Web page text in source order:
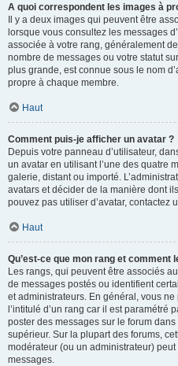
A quoi correspondent les images à
Il y a deux images qui peuvent être
lorsque vous consultez les messages
associée à votre rang, généralement
nombre de messages ou votre statut
plus grande, est connue sous le nom
propre à chaque membre.
Haut
Comment puis-je afficher un avatar ?
Depuis votre panneau d’utilisateur,
un avatar en utilisant l’une des quatre
galerie, distant ou importé.
avatars et décider de la manière dont
pouvez pas utiliser d’avatar, contactez
Haut
Qu’est-ce que mon rang et comment
Les rangs, qui peuvent être associés
de messages postés ou identifient
et administrateurs. En général, vous
l’intitulé d’un rang car il est paramétré
poster des messages sur le forum
supérieur. Sur la plupart des forums,
modérateur (ou un administrateur)
messages.